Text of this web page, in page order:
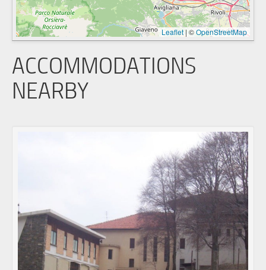
Leaflet | ©OpenStreetMap
ACCOMMODATIONS
NEARBY